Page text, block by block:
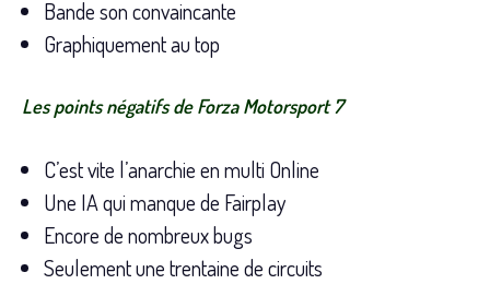
Bande son convaincante
Graphiquement au top
Les points négatifs de Forza Motorsport 7
C’est vite l’anarchie en multi Online
Une IA qui manque de Fairplay
Encore de nombreux bugs
Seulement une trentaine de circuits